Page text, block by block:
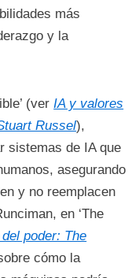
más
y la
(verIA y valores
Russel),
sistemas de IA que
asegurando
y no reemplacen
en ‘The
poder: The
cómo la